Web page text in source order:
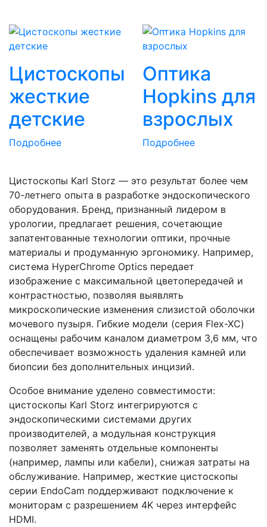
Цистоскопы
жесткие
детские
Подробнее
Оптика
Hopkins для
взрослых
Подробнее
Цистоскопы Karl Storz — это результат более чем
70-летнего опыта в разработке эндоскопического
оборудования. Бренд, признанный лидером в
урологии, предлагает решения, сочетающие
запатентованные технологии оптики, прочные
материалы и продуманную эргономику. Например,
система HyperChrome Optics передает
изображение с максимальной цветопередачей и
контрастностью, позволяя выявлять
микроскопические изменения слизистой оболочки
мочевого пузыря. Гибкие модели (серия Flex-XC)
оснащены рабочим каналом диаметром 3,6 мм, что
обеспечивает возможность удаления камней или
биопсии без дополнительных инцизий.
Особое внимание уделено совместимости:
цистоскопы Karl Storz интегрируются с
эндоскопическими системами других
производителей, а модульная конструкция
позволяет заменять отдельные компоненты
(например, лампы или кабели), снижая затраты на
обслуживание. Например, жесткие цистоскопы
серии EndoCam поддерживают подключение к
мониторам с разрешением 4K через интерфейс
HDMI.